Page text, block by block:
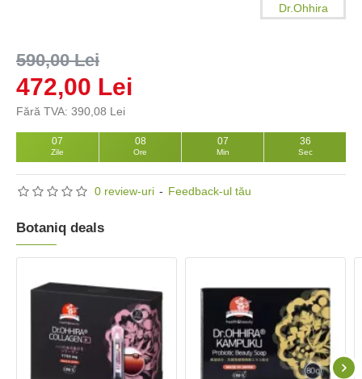
0 review-uri - Feedback-ul tău
07
Zile
08
Ore
07
Min
35
Sec
590,00 Lei
472,00 Lei
Fără TVA: 390,08 Lei
Dr.Ohhira
Botaniq deals